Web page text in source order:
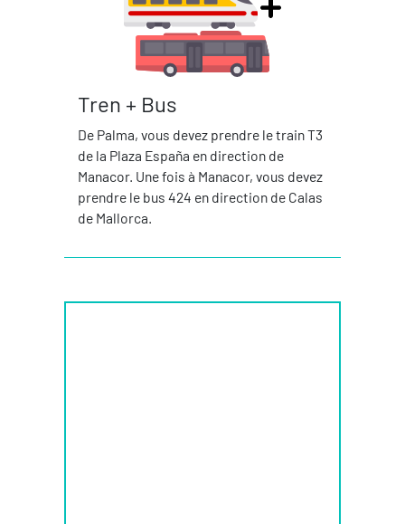
Tren + Bus
De Palma, vous devez prendre le train T3
de la Plaza España en direction de
Manacor. Une fois à Manacor, vous devez
prendre le bus 424 en direction de Calas
de Mallorca.